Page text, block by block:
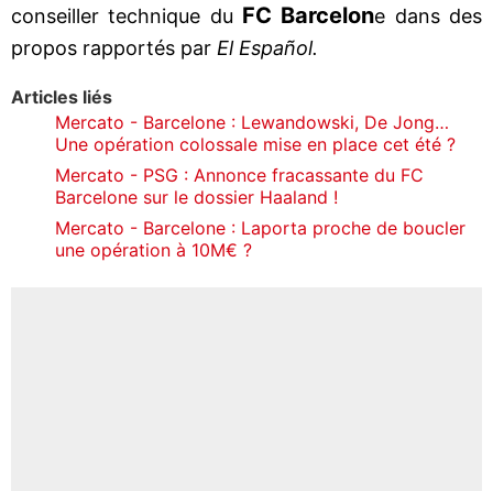
conseiller technique du FC Barcelone dans des
propos rapportés par El Español.
Articles liés
Mercato - Barcelone : Lewandowski, De Jong…
Une opération colossale mise en place cet été ?
Mercato - PSG : Annonce fracassante du FC
Barcelone sur le dossier Haaland !
Mercato - Barcelone : Laporta proche de boucler
une opération à 10M€ ?